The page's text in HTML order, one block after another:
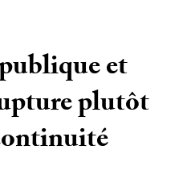
et
plutôt